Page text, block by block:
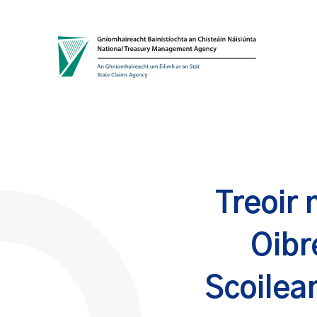
Skip to content
Treoir